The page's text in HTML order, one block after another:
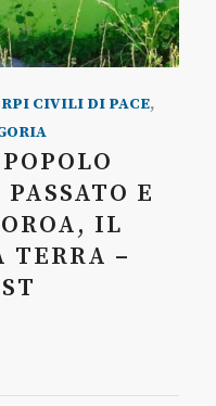
CIVILI DI PACE,
E
IL
TERRA –